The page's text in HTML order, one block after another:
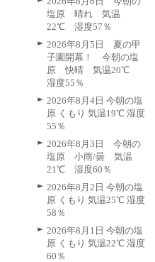
塩原 晴れ 気温
22℃ 湿度57％
2026年8月5日 夏の甲
子園開幕！ 今朝の塩
原 快晴 気温20℃
湿度55％
2026年8月4日 今朝の塩
原 くもり 気温19℃ 湿度
55％
2026年8月3日 今朝の
塩原 小雨/曇 気温
21℃ 湿度60％
2026年8月2日 今朝の塩
原 くもり 気温25℃ 湿度
58％
2026年8月1日 今朝の塩
原 くもり 気温22℃ 湿度
60％